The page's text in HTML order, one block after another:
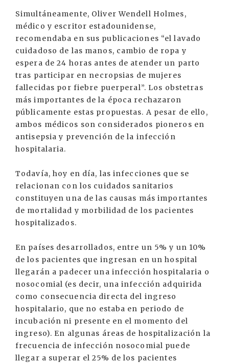
Simultáneamente, Oliver Wendell Holmes,
médico y escritor estadounidense,
recomendaba en sus publicaciones “el lavado
cuidadoso de las manos, cambio de ropa y
espera de 24 horas antes de atender un parto
tras participar en necropsias de mujeres
fallecidas por fiebre puerperal”. Los obstetras
más importantes de la época rechazaron
públicamente estas propuestas. A pesar de ello,
ambos médicos son considerados pioneros en
antisepsia y prevención de la infección
hospitalaria.
Todavía, hoy en día, las infecciones que se
relacionan con los cuidados sanitarios
constituyen una de las causas más importantes
de mortalidad y morbilidad de los pacientes
hospitalizados.
En países desarrollados, entre un 5% y un 10%
de los pacientes que ingresan en un hospital
llegarán a padecer una infección hospitalaria o
nosocomial (es decir, una infección adquirida
como consecuencia directa del ingreso
hospitalario, que no estaba en periodo de
incubación ni presente en el momento del
ingreso). En algunas áreas de hospitalización la
frecuencia de infección nosocomial puede
llegar a superar el 25% de los pacientes